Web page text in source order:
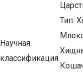
Научная
классификация
Тип: